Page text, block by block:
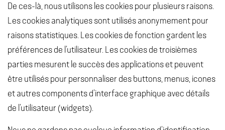
De ces-là, nous utilisons les cookies pour plusieurs raisons.
Les cookies analytiques sont utilisés anonymement pour
raisons statistiques. Les cookies de fonction gardent les
préférences de l’utilisateur. Les cookies de troisièmes
parties mesurent le succès des applications et peuvent
être utilisés pour personnaliser des buttons, menus, icones
et autres components d’interface graphique avec détails
de l’utilisateur (widgets).